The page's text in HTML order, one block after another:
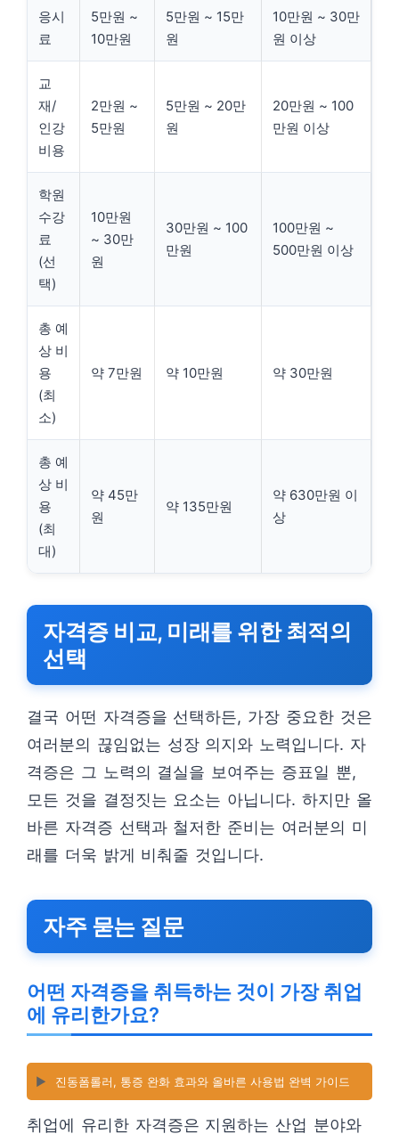
응시
료
5만원 ~
10만원
5만원 ~ 15만
원
10만원 ~ 30만
원 이상
교
재/
인강
비용
2만원 ~
5만원
5만원 ~ 20만
원
20만원 ~ 100
만원 이상
학원
수강
료
(선
택)
10만원
~ 30만
원
30만원 ~ 100
만원
100만원 ~
500만원 이상
총 예
상 비
용
(최
소)
약 7만원 약 10만원 약 30만원
총 예
상 비
용
(최
대)
약 45만
원
약 135만원
약 630만원 이
상
자격증 비교, 미래를 위한 최적의
선택
결국 어떤 자격증을 선택하든, 가장 중요한 것은
여러분의 끊임없는 성장 의지와 노력입니다. 자
격증은 그 노력의 결실을 보여주는 증표일 뿐,
모든 것을 결정짓는 요소는 아닙니다. 하지만 올
바른 자격증 선택과 철저한 준비는 여러분의 미
래를 더욱 밝게 비춰줄 것입니다.
자주 묻는 질문
어떤 자격증을 취득하는 것이 가장 취업
에 유리한가요?
▶️ 진동폼롤러, 통증 완화 효과와 올바른 사용법 완벽 가이드
취업에 유리한 자격증은 지원하는 산업 분야와